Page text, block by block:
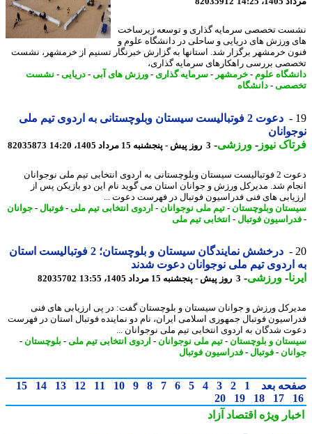
تخصصی سرمایه گذاری و توسعه زیرساخت
ورزش های دریایی و ساحلی در دانشگاه علوم و
خرمشهر برگزار شد. استانها به گزارش خبرنگار تسنیم از خرمشهر، نشست
بررسی راهکارهای سرمایه گذاری،
علوم-خرمشهر-سرمایه گذاری- ورزش های آبی- دریایی -نشست
-دانشگاه
دعوت 2 فوتبالیست سیستان وبلوچستانی به اردوی تیم ملی
نیوز-ورزشی-3 روز پیش - پنجشنبه 15 مرداد 1405، 14:20 82035873
دعوت 2 فوتبالیست سیستان وبلوچستانی به اردوی انتخابی تیم ملی نوجوانان
شد. مدیرکل ورزش و جوانان استان می گوید نام این دو بازیکن پس از
های فنی فدراسیون فوتبال در فهرست دعوت ...
وبلوچستان-تیم ملی نوجوانان-اردوی انتخابی تیم ملی -فوتبال-جوانان
فوتبال-انتخابی تیم ملی
درخشش نمایندگان سیستان و بلوچستان؛ 2 فوتبالیست استان
اردوی تیم ملی نوجوانان دعوت شدند
-ورزشی-3 روز پیش - پنجشنبه 15 مرداد 1405، 13:55 82035702
ورزش و جوانان سیستان و بلوچستان گفت: در پی ارزیابی های فنی
فوتبال جمهوری اسلامی ایران، نام دو نماینده فوتبال استان در فهرست
شدگان به اردوی انتخابی تیم ملی نوجوانان ...
و بلوچستان-تیم ملی نوجوانان-اردوی انتخابی تیم ملی -بلوچستان-
-فوتبال-فدراسیون فوتبال
بعد 1
2
3
4
5
6
7
8
9
10
11
12
13
14
15
17
18
19
20
ویژهاقتصاد آزاد